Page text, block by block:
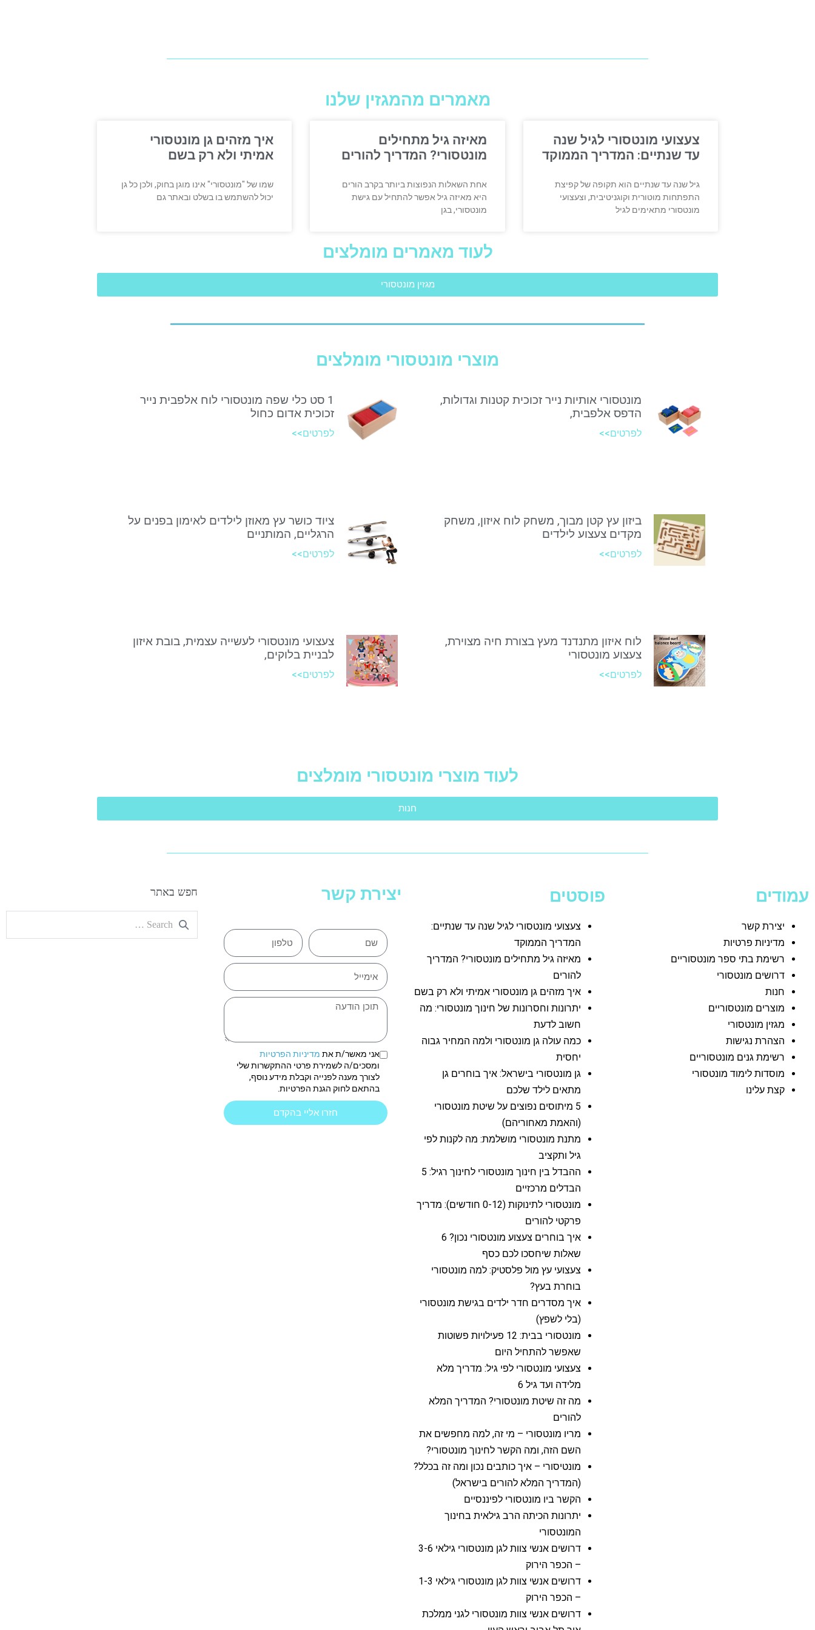
מאמרים מהמגזין שלנו
צעצועי מונטסורי לגיל שנה
עד שנתיים: המדריך הממוקד
גיל שנה עד שנתיים הוא תקופה של קפיצת
התפתחות מוטורית וקוגניטיבית, וצעצועי
מונטסורי מתאימים לגיל
מאיזה גיל מתחילים
מונטסורי? המדריך להורים
אחת השאלות הנפוצות ביותר בקרב הורים
היא מאיזה גיל אפשר להתחיל עם גישת
מונטסורי, בגן
איך מזהים גן מונטסורי
אמיתי ולא רק בשם
שמו של "מונטסורי" אינו מוגן בחוק, ולכן כל גן
יכול להשתמש בו בשלט ובאתר גם
לעוד מאמרים מומלצים
מגזין מונטסורי
מוצרי מונטסורי מומלצים
מונטסורי אותיות נייר זכוכית קטנות וגדולות,
הדפס אלפבית,
לפרטים>>
1 סט כלי שפה מונטסורי לוח אלפבית נייר
זכוכית אדום כחול
לפרטים>>
ביזון עץ קטן מבוך, משחק לוח איזון, משחק
מקדים צעצוע לילדים
לפרטים>>
ציוד כושר עץ מאוזן לילדים לאימון בפנים על
הרגליים, המותניים
לפרטים>>
לוח איזון מתנדנד מעץ בצורת חיה מצוירת,
צעצוע מונטסורי
לפרטים>>
צעצועי מונטסורי לעשייה עצמית, בובת איזון
לבניית בלוקים,
לפרטים>>
לעוד מוצרי מונטסורי מומלצים
חנות
עמודים
יצירת קשר
מדיניות פרטיות
רשימת בתי ספר מונטסוריים
דרושים מונטסורי
חנות
מוצרים מונטסוריים
מגזין מונטסורי
הצהרת נגישות
רשימת גנים מונטסוריים
מוסדות לימוד מונטסורי
קצת עלינו
פוסטים
צעצועי מונטסורי לגיל שנה עד שנתיים:
המדריך הממוקד
מאיזה גיל מתחילים מונטסורי? המדריך
להורים
איך מזהים גן מונטסורי אמיתי ולא רק בשם
יתרונות וחסרונות של חינוך מונטסורי: מה
חשוב לדעת
כמה עולה גן מונטסורי ולמה המחיר גבוה
יחסית
גן מונטסורי בישראל: איך בוחרים גן
מתאים לילד שלכם
5 מיתוסים נפוצים על שיטת מונטסורי
(והאמת מאחוריהם)
מתנת מונטסורי מושלמת: מה לקנות לפי
גיל ותקציב
ההבדל בין חינוך מונטסורי לחינוך רגיל: 5
הבדלים מרכזיים
מונטסורי לתינוקות (0-12 חודשים): מדריך
פרקטי להורים
איך בוחרים צעצוע מונטסורי נכון? 6
שאלות שיחסכו לכם כסף
צעצועי עץ מול פלסטיק: למה מונטסורי
בוחרת בעץ?
איך מסדרים חדר ילדים בגישת מונטסורי
(בלי לשפץ)
מונטסורי בבית: 12 פעילויות פשוטות
שאפשר להתחיל היום
צעצועי מונטסורי לפי גיל: מדריך מלא
מלידה ועד גיל 6
מה זה שיטת מונטסורי? המדריך המלא
להורים
מריו מונטסורי – מי זה, למה מחפשים את
השם הזה, ומה הקשר לחינוך מונטסורי?
מונטיסורי – איך כותבים נכון ומה זה בכלל?
(המדריך המלא להורים בישראל)
הקשר ביו מונטסורי לפיננסיים
יתרונות הכיתה הרב גילאית בחינוך
המונטסורי
דרושים אנשי צוות לגן מונטסורי גילאי 3-6
– הכפר הירוק
דרושים אנשי צוות לגן מונטסורי גילאי 1-3
– הכפר הירוק
דרושים אנשי צוות מונטסורי לגני ממלכת
יצירת קשר
אני מאשר/ת את מדיניות הפרטיות
ומסכים/ה לשמירת פרטי ההתקשרות שלי
לצורך מענה לפנייה וקבלת מידע נוסף,
בהתאם לחוק הגנת הפרטיות.
חזרו אליי בהקדם
חפש באתר